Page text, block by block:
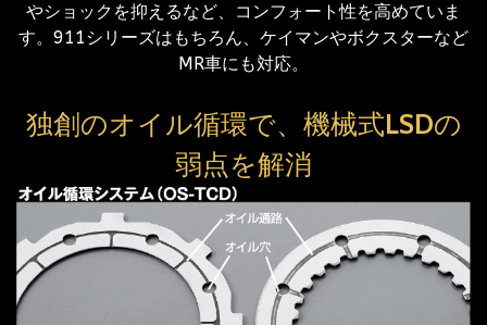
やショックを抑えるなど、コンフォート性を高めていま
す。911シリーズはもちろん、ケイマンやボクスターなど
MR車にも対応。
独創のオイル循環で、機械式LSDの
弱点を解消